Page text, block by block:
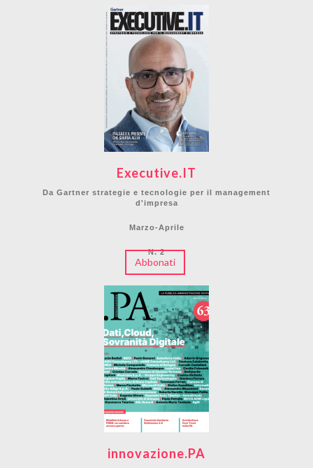
Executive.IT
Da Gartner strategie e tecnologie per il management
d'impresa
Marzo-Aprile
N. 2
Abbonati
innovazione.PA